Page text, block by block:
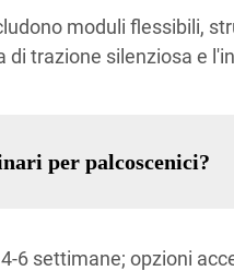
moduli flessibili,
trazione silenziosa e
per palcoscenici?
6 settimane; opzioni